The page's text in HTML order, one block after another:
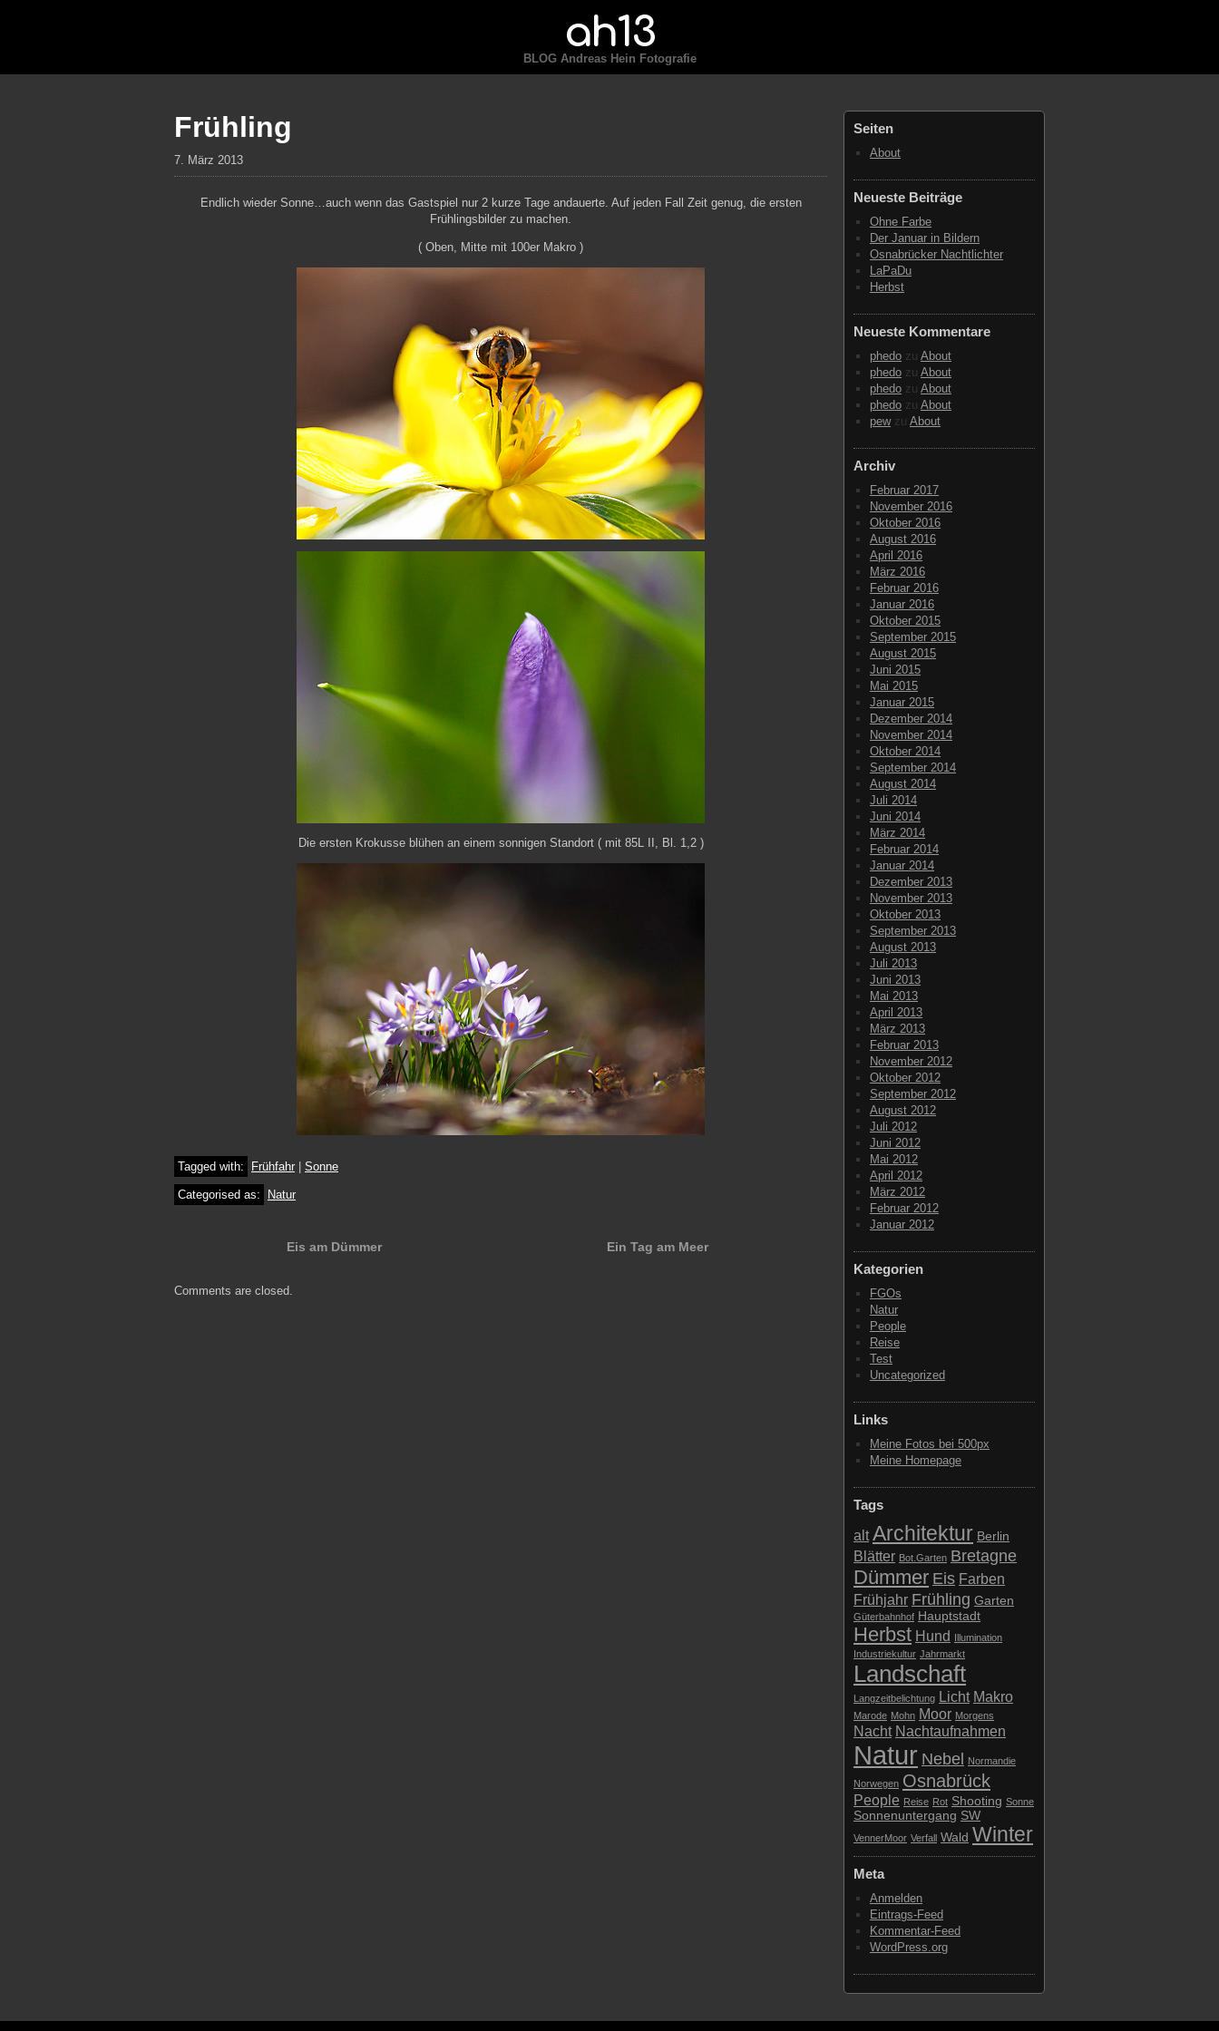
ah13
BLOG Andreas Hein Fotografie
Frühling
7. März 2013
Endlich wieder Sonne…auch wenn das Gastspiel nur 2 kurze Tage andauerte. Auf jeden Fall Zeit genug, die ersten
Frühlingsbilder zu machen.
( Oben, Mitte mit 100er Makro )
Die ersten Krokusse blühen an einem sonnigen Standort ( mit 85L II, Bl. 1,2 )
Tagged with: Frühfahr Sonne
Categorised as: Natur
Eis am Dümmer Ein Tag am Meer
Comments are closed.
Seiten
About
Neueste Beiträge
Ohne Farbe
Der Januar in Bildern
Osnabrücker Nachtlichter
LaPaDu
Herbst
Neueste Kommentare
phedo zu About
phedo zu About
phedo zu About
phedo zu About
pewzu About
Archiv
Februar 2017
November 2016
Oktober 2016
August 2016
April 2016
März 2016
Februar 2016
Januar 2016
Oktober 2015
September 2015
August 2015
Juni 2015
Mai 2015
Januar 2015
Dezember 2014
November 2014
Oktober 2014
September 2014
August 2014
Juli 2014
Juni 2014
März 2014
Februar 2014
Januar 2014
Dezember 2013
November 2013
Oktober 2013
September 2013
August 2013
Juli 2013
Juni 2013
Mai 2013
April 2013
März 2013
Februar 2013
November 2012
Oktober 2012
September 2012
August 2012
Juli 2012
Juni 2012
Mai 2012
April 2012
März 2012
Februar 2012
Januar 2012
Kategorien
FGOs
Natur
People
Reise
Test
Uncategorized
Links
Meine Fotos bei 500px
Meine Homepage
Tags
alt Architektur Berlin
Blätter Bot.Garten Bretagne
Dümmer Eis Farben
Frühjahr Frühling Garten
Güterbahnhof Hauptstadt
Herbst Hund Illumination
Industriekultur Jahrmarkt
Landschaft
Langzeitbelichtung Licht Makro
Marode Mohn Moor Morgens
Nacht Nachtaufnahmen
Natur Nebel Normandie
Norwegen Osnabrück
People Reise Rot Shooting Sonne
Sonnenuntergang SW
VennerMoor Verfall Wald Winter
Meta
Anmelden
Eintrags-Feed
Kommentar-Feed
WordPress.org